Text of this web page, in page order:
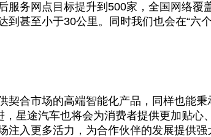
服务网点目标提升到500家，全国网络
甚至小于30公里。同时我们也会在“六
契合市场的高端智能化产品，同样也能
，星途汽车也将会为消费者提供更加贴
注入更多活力，为合作伙伴的发展提供